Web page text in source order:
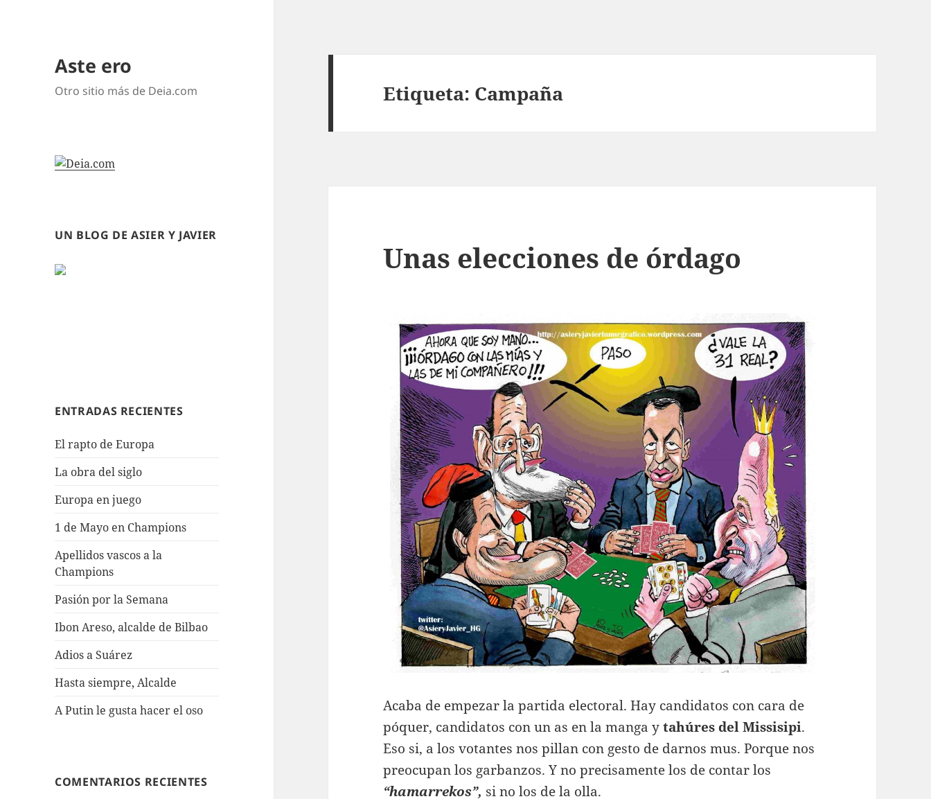
Aste ero
Otro sitio más de Deia.com
UN BLOG DE ASIER Y JAVIER
ENTRADAS RECIENTES
El rapto de Europa
La obra del siglo
Europa en juego
1 de Mayo en Champions
Apellidos vascos a la
Champions
Pasión por la Semana
Ibon Areso, alcalde de Bilbao
Adios a Suárez
Hasta siempre, Alcalde
A Putin le gusta hacer el oso
COMENTARIOS RECIENTES
Etiqueta: Campaña
Unas elecciones de órdago
Acaba de empezar la partida electoral. Hay candidatos con cara de
póquer, candidatos con un as en la manga ytahúres del Missisipi.
Eso si, a los votantes nos pillan con gesto de darnos mus. Porque nos
preocupan los garbanzos. Y no precisamente los de contar los
“hamarrekos”, si no los de la olla.